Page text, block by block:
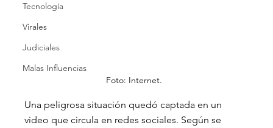
Tecnología
Virales
Judiciales
Malas Influencias
Foto: Internet.
Una peligrosa situación quedó captada en un
video que circula en redes sociales. Según se